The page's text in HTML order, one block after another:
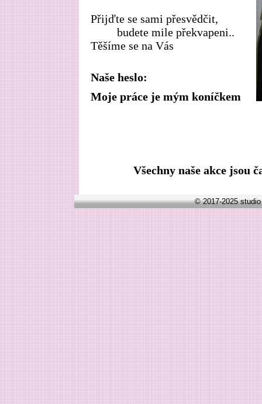
Přijďte se sami přesvědčit,
budete mile překvapeni..
Těšíme se na Vás
Naše heslo:
Moje práce je mým koníčkem
Všechny naše akce jsou
© 2017-2025